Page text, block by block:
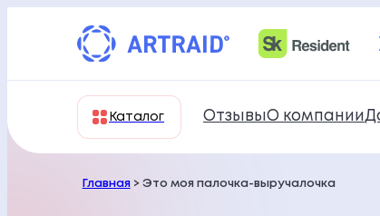
содержимому
Каталог Отзывы О компании
Главная> Это моя палочка-выручалочка